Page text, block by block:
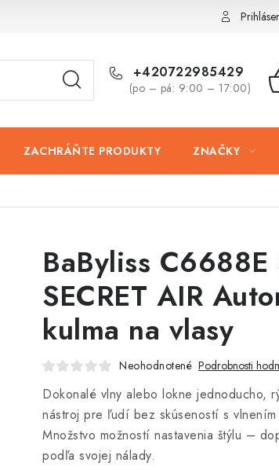
+420722985429
(po – pá: 9:00 – 17:00)
ZACHRÁŇTE PRODUKTY ZNAČKY
BaByliss C6688E
SECRET AIR
kulma na vlasy
Neohodnotené Podrobnosti
Dokonalé vlny alebo lokne jednoducho,
nástroj pre ľudí bez skúseností s vlnením
Množstvo možností nastavenia štýlu –
podľa svojej nálady.